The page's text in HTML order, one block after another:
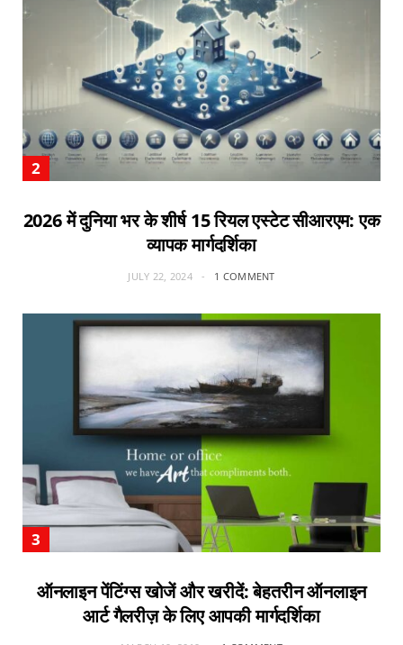
2026 में दुनिया भर के शीर्ष 15 रियल एस्टेट सीआरएम: एक
व्यापक मार्गदर्शिका
JULY 22, 2024 1 COMMENT
ऑनलाइन पेंटिंग्स खोजें और खरीदें: बेहतरीन ऑनलाइन
आर्ट गैलरीज़ के लिए आपकी मार्गदर्शिका